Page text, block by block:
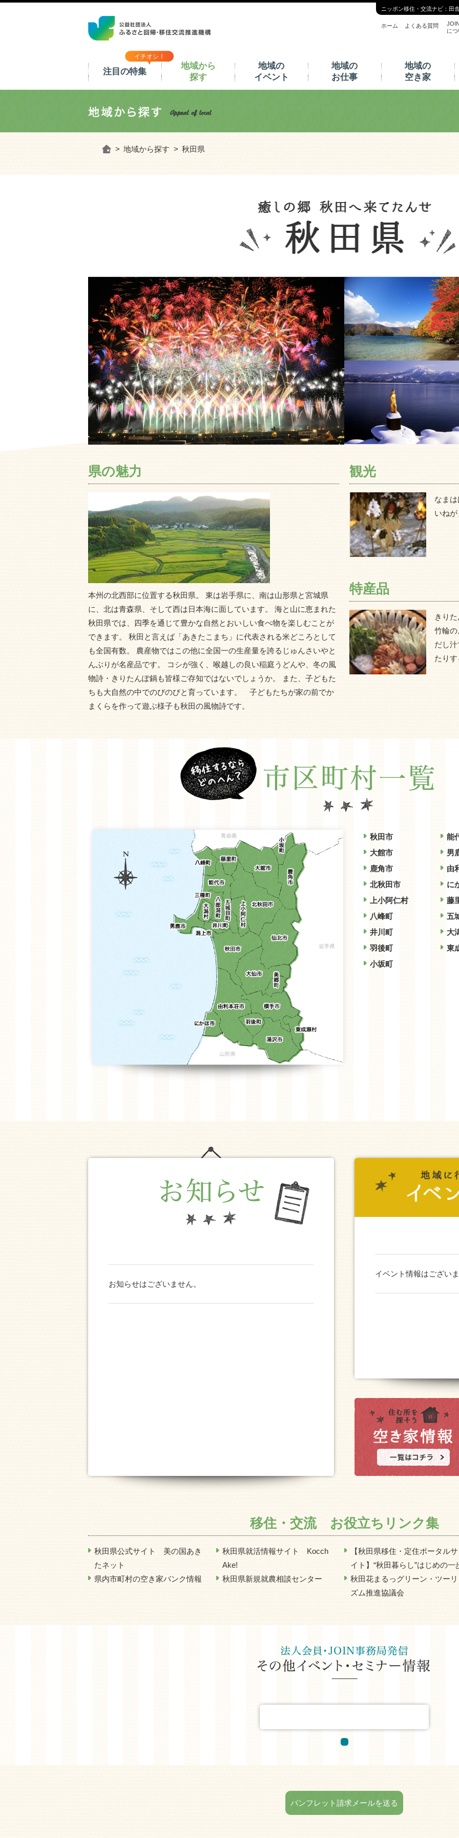
ニッポン移住・交流ナビ：田
ホーム よくある質問
に
イチオシ！
注目の特集
地域から
探す
地域の
イベント
地域の
お仕事
地域の
空き家
ホーム 地域から探す 秋田県
県の魅力
本州の北西部に位置する秋田県。 東は岩手県に、南は山形県と宮城県
に、北は青森県、そして西は日本海に面しています。 海と山に恵まれた
秋田県では、四季を通じて豊かな自然とおいしい食べ物を楽しむことが
できます。 秋田と言えば「あきたこまち」に代表される米どころとして
も全国有数。 農産物ではこの他に全国一の生産量を誇るじゅんさいやと
んぶりが名産品です。 コシが強く、喉越しの良い稲庭うどんや、冬の風
物詩・きりたんぽ鍋も皆様ご存知ではないでしょうか。 また、子どもた
ちも大自然の中でのびのびと育っています。 子どもたちが家の前でか
まくらを作って遊ぶ様子も秋田の風物詩です。
観光
なま
いね
特産品
きり
竹輪
だし
たり
秋田市
能
大館市
男
鹿角市
由
北秋田市
に
上小阿仁村
藤
八峰町
五
井川町
大
羽後町
東
小坂町
お知らせはございません。
イベント情報はござい
移住・交流 お役立ちリンク集
秋田県公式サイト 美の国あき
たネット
秋田県就活情報サイト Kocch
Ake!
【秋田県移住・定住ポータルサ
イト】“秋田暮らし”はじめの一
県内市町村の空き家バンク情報
秋田県新規就農相談センター
秋田花まるっグリーン・ツーリ
ズム推進協議会
パンフレット請求メールを送る